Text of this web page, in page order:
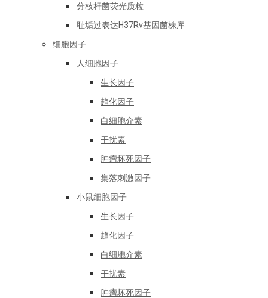
分枝杆菌荧光质粒
耻垢过表达H37Rv基因菌株库
细胞因子
人细胞因子
生长因子
趋化因子
白细胞介素
干扰素
肿瘤坏死因子
集落刺激因子
小鼠细胞因子
生长因子
趋化因子
白细胞介素
干扰素
肿瘤坏死因子